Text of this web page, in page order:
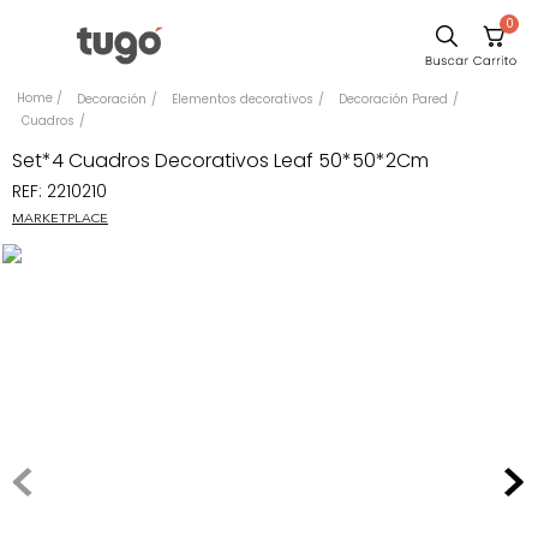
0
Decoración Elementos decorativos
Decoración Pared
Cuadros
Set*4 Cuadros Decorativos Leaf 50*50*2Cm
REF: 2210210
MARKETPLACE
Comedor
Escritorio
Silla